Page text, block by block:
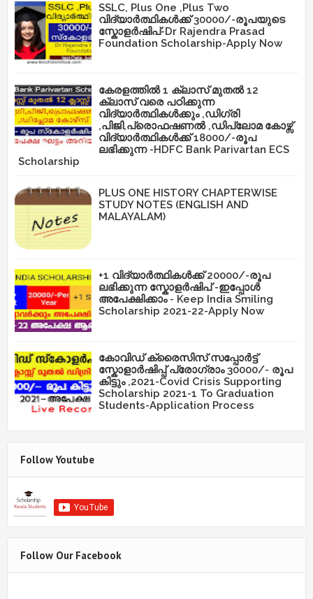
SSLC, Plus One ,Plus Two
വിദ്യാർത്ഥികൾക്ക് 30000/-രൂപയുടെ
സ്കോളർഷിപ്-Dr Rajendra Prasad
Foundation Scholarship-Apply Now
കേരളത്തിൽ 1 ക്ലാസ് മുതൽ 12
ക്ലാസ് വരെ പഠിക്കുന്ന
വിദ്യാർത്ഥികൾക്കും ,ഡിഗ്രി
,പിജി,പ്രൊഫഷണൽ ,ഡിപ്ലോമ കോഴ്സ്
വിദ്യാർത്ഥികൾക്ക് 18000/-രൂപ
ലഭിക്കുന്ന -HDFC Bank Parivartan ECS
Scholarship
PLUS ONE HISTORY CHAPTERWISE
STUDY NOTES (ENGLISH AND
MALAYALAM)
+1 വിദ്യാർത്ഥികൾക്ക് 20000/-രൂപ
ലഭിക്കുന്ന സ്കോളർഷിപ് -ഇപ്പോൾ
അപേക്ഷിക്കാം - Keep India Smiling
Scholarship 2021-22-Apply Now
കോവിഡ് ക്രൈസിസ് സപ്പോർട്ട്
സ്കോളാർഷിപ്പ് പ്രോഗ്രാം 30000/- രൂപ
കിട്ടും ,2021-Covid Crisis Supporting
Scholarship 2021-1 To Graduation
Students-Application Process
Follow Youtube
Follow Our Facebook